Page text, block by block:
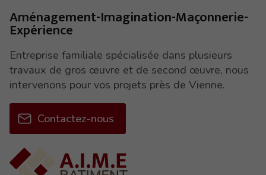
Aménagement-Imagination-Maçonnerie-
Expérience
Entreprise familiale spécialisée dans plusieurs
travaux de gros œuvre et de second œuvre, nous
intervenons pour vos projets près de Vienne.
Contactez-nous